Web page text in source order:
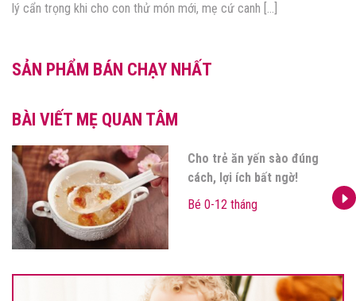
cách, lợi chẳng thấy đâu mà con lại gặp vấn […]
SẢN PHẨM BÁN CHẠY NHẤT
BÀI VIẾT MẸ QUAN TÂM
Cho trẻ ăn yến sào đúng
cách, lợi ích bất ngờ!
Bé 0-12 tháng